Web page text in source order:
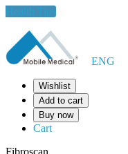
Health Tips
ENG
Wishlist
Add to cart
Buy now
Cart
Fibroscan